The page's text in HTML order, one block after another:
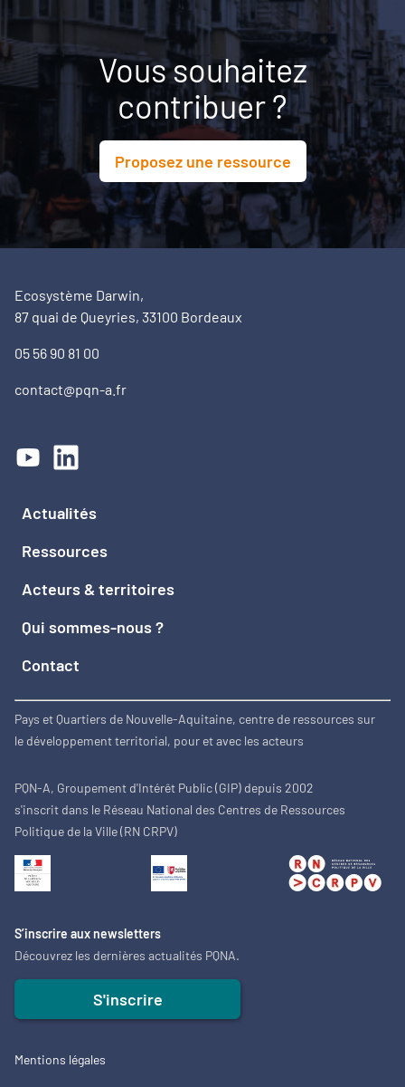
Vous souhaitez
contribuer ?
Proposez une ressource
Ecosystème Darwin,
87 quai de Queyries, 33100 Bordeaux
05 56 90 81 00
contact@pqn-a.fr
Actualités
Ressources
Acteurs & territoires
Qui sommes-nous ?
Contact
Pays et Quartiers de Nouvelle-Aquitaine, centre de ressources sur
le développement territorial, pour et avec les acteurs
PQN-A, Groupement d'Intérêt Public (GIP) depuis 2002
s'inscrit dans le Réseau National des Centres de Ressources
Politique de la Ville (RN CRPV)
S’inscrire aux newsletters
Découvrez les dernières actualités PQNA.
S'inscrire
Mentions légales